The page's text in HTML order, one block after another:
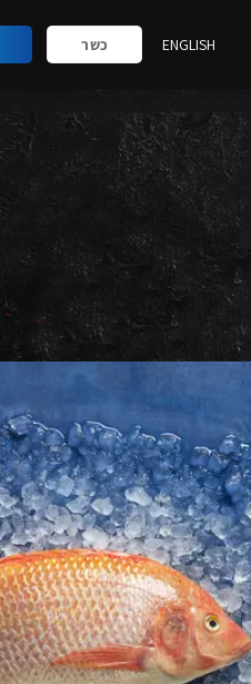
ENGLISH כשר